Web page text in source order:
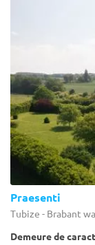
Praesenti
Tubize - Brabant
Demeure de